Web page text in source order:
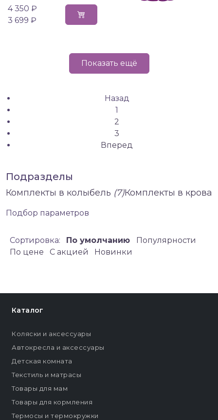
4 350 ₽
3 699 ₽
Показать ещё
Назад
1
2
3
Вперед
Подразделы
Комплекты в колыбель (7)Комплекты в
Подбор параметров
Сортировка: По умолчанию
Популярности
По цене
C акцией Новинки
Каталог
Коляски и аксессуары
Автокресла и аксессуары
Детская комната
Текстиль и матрасы
Товары для мам
Товары для кормления
Термосы и термокружки